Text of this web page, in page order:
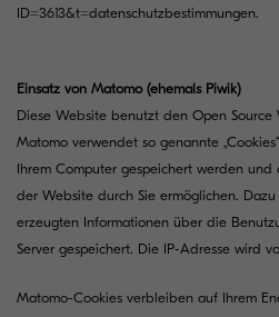
ID=3613&t=datenschutzbestimmungen.
Einsatz von Matomo (ehemals Piwik)
Diese Website benutzt den Open Source
Matomo verwendet so genannte
Ihrem Computer gespeichert werden
der Website durch Sie ermöglichen.
erzeugten Informationen über die
Server gespeichert. Die IP-Adresse wird
Matomo-Cookies verbleiben auf Ihrem